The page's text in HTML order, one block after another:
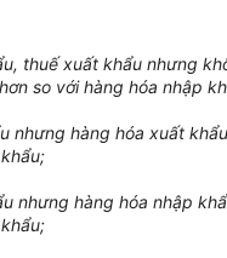
thuế xuất khẩu nhưng
so với hàng hóa nhập
nhưng hàng hóa xuất
nhưng hàng hóa nhập